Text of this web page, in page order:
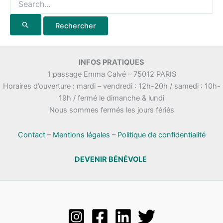
INFOS PRATIQUES
1 passage Emma Calvé – 75012 PARIS
Horaires d’ouverture : mardi – vendredi : 12h-20h / samedi : 10h-
19h / fermé le dimanche & lundi
Nous sommes fermés les jours fériés
Contact– Mentions légales – Politique de confidentialité
DEVENIR BÉNÉVOLE